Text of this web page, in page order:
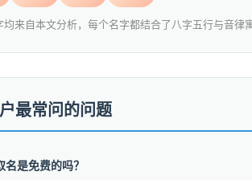
均来自本文分析，每个名字都结合了八字五行与音律
最常问的问题
名是免费的吗？